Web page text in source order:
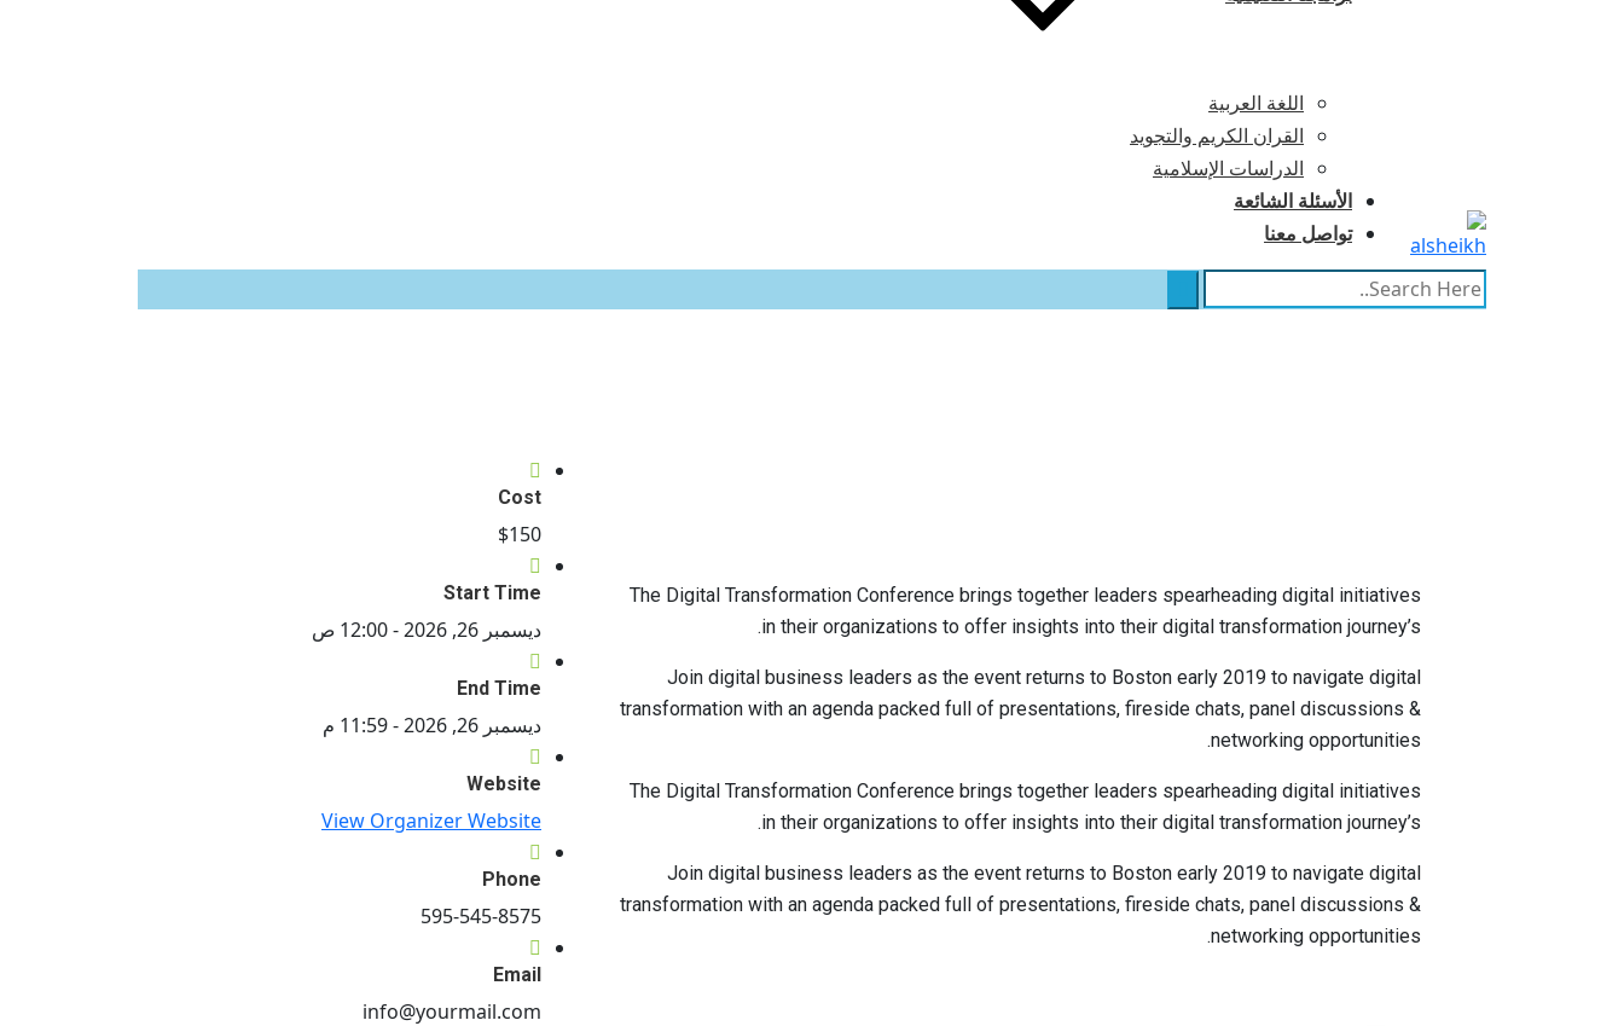
اللغة العربية
القران الكريم والتجويد
الدراسات الإسلامية
الأسئلة الشائعة
تواصل معنا
The Digital Transformation Conference brings together leaders spearheading digital initiatives
in their organizations to offer insights into their digital transformation journey’s.
Join digital business leaders as the event returns to Boston early 2019 to navigate digital
transformation with an agenda packed full of presentations, fireside chats, panel discussions &
networking opportunities.
The Digital Transformation Conference brings together leaders spearheading digital initiatives
in their organizations to offer insights into their digital transformation journey’s.
Join digital business leaders as the event returns to Boston early 2019 to navigate digital
transformation with an agenda packed full of presentations, fireside chats, panel discussions &
networking opportunities.
Cost
$150
Start Time
ديسمبر 26, 2026 - 12:00 ص
End Time
ديسمبر 26, 2026 - 11:59 م
Website
View Organizer Website
Phone
595-545-8575
Email
info@yourmail.com